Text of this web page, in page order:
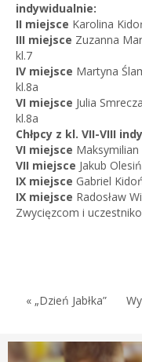
indywidualnie:
II miejsce Karolina
III miejsce Zuzanna
kl.7
IV miejsce Martyna
kl.8a
VI miejsce Julia
kl.8a
Chłpcy z kl. VII-VIII
VI miejsce Maksymilian
VII miejsce Jakub
IX miejsce Gabriel
IX miejsce Radosław
Zwycięzcom i
« „Dzień Jabłka”